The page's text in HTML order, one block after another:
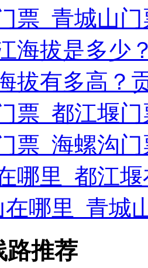
票_青城山
海拔是多少
拔有多高？
票_都江堰
票_海螺沟
哪里_都江
哪里_青城
路推荐